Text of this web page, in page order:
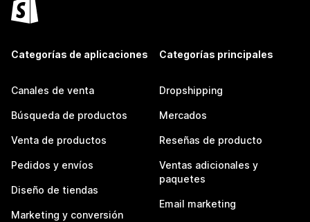
Categorías de aplicaciones
Canales de venta
Búsqueda de productos
Venta de productos
Pedidos y envíos
Diseño de tiendas
Marketing y conversión
Categorías principales
Dropshipping
Mercados
Reseñas de producto
Ventas adicionales y
paquetes
Email marketing